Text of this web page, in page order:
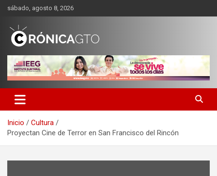
Saltar
contenido
sábado, agosto 8, 2026
CRONICA GUANAJUATO
Inicio
Cultura
Proyectan Cine de Terror en San Francisco del Rincón